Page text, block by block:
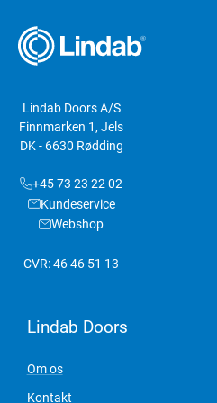
Lindab Doors A/S
Finnmarken 1, Jels
DK - 6630 Rødding
+45 73 23 22 02
Kundeservice
Webshop
CVR: 46 46 51 13
Lindab Doors
Om os
Kontakt